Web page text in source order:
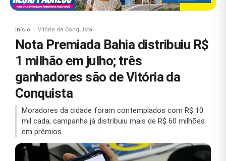
Início Vitória da Conquista
Nota Premiada Bahia distribuiu R$
1 milhão em julho; três
ganhadores são de Vitória da
Conquista
Moradores da cidade foram contemplados com R$ 10
mil cada; campanha já distribuiu mais de R$ 60 milhões
em prêmios.